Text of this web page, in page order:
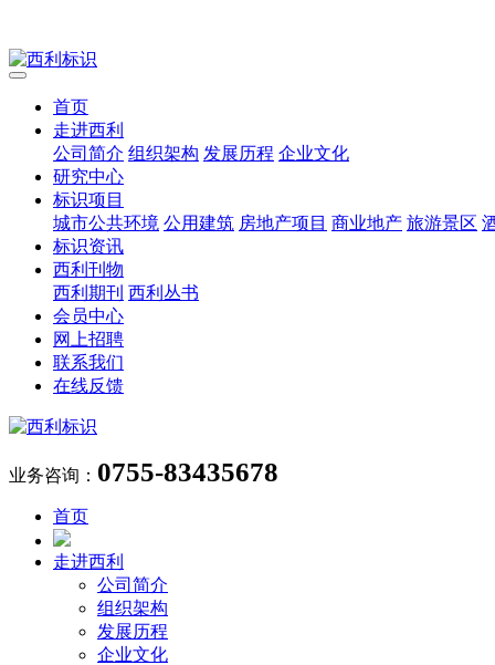
首页
走进西利
公司简介 组织架构 发展历程 企业文化
研究中心
标识项目
城市公共环境 公用建筑 房地产项目 商业地产 旅游景区
标识资讯
西利刊物
西利期刊 西利丛书
会员中心
网上招聘
联系我们
在线反馈
业务咨询： 0755-83435678
首页
走进西利
公司简介
组织架构
发展历程
企业文化